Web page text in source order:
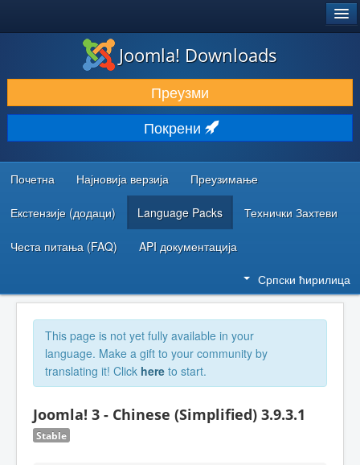
ПРЕУЗИМАЊЕ И ПРОШИРЕЊА (ЕКСТЕНЗИЈЕ)
ОТКРИЈТЕ И НАУЧИТЕ
ЗАЈЕДНИЦА И ПОДРШКА
РЕСУРСИ ЗА РАЗВОЈ
Joomla! Downloads
Преузми
Покрени
Почетна Најновија верзија Преузимање
Екстензије (додаци) Language Packs Технички Захтеви
Честа питања (FAQ) API документација
Српски ћирилица
This page is not yet fully available in your
language. Make a gift to your community by
translating it! Click here to start.
Joomla! 3 - Chinese (Simplified) 3.9.3.1
Stable